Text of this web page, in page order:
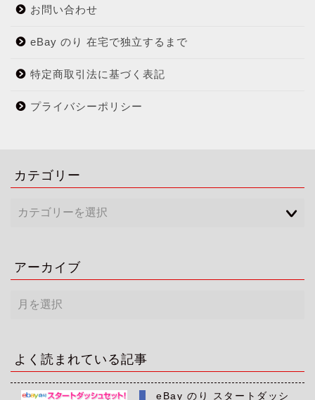
お問い合わせ
eBay のり 在宅で独立するまで
特定商取引法に基づく表記
プライバシーポリシー
カテゴリー
アーカイブ
ア
ー
ブ
よく読まれている記事
eBay のり スタートダッシ